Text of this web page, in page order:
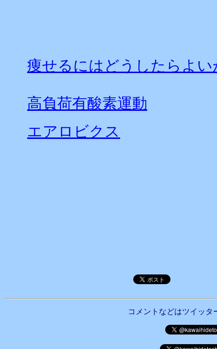
痩せるにはどうしたらよい
高負荷有酸素運動
エアロビクス
コメントなどはツイッタ